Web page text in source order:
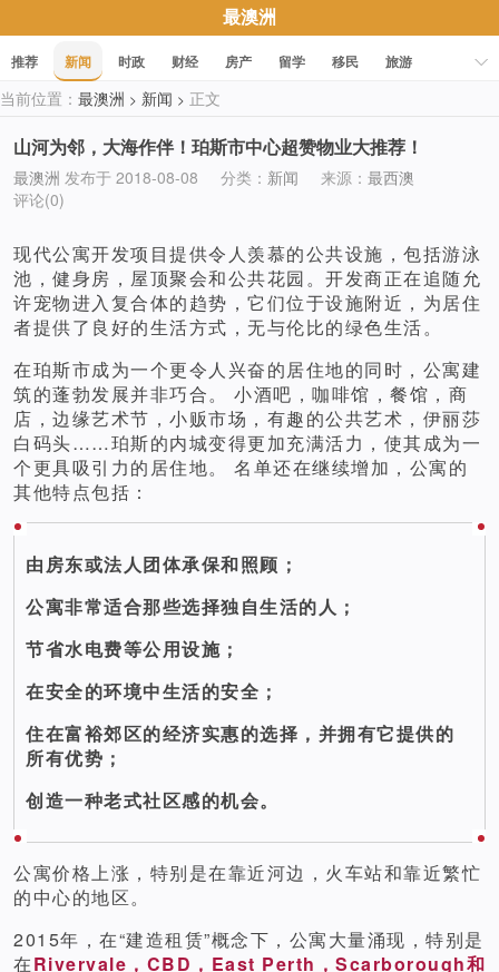
最澳洲
推荐 新闻 时政 财经 房产 留学 移民
旅游
科技
职场 美食 文化
当前位置： 最澳洲 > 新闻 > 正文
山河为邻，大海作伴！珀斯市中心超赞物业大推荐！
最澳洲 发布于 2018-08-08 分类： 新闻 来源： 最西澳
评论(0)
现代公寓开发项目提供令人羡慕的公共设施，包括游泳
池，健身房，屋顶聚会和公共花园。开发商正在追随允
许宠物进入复合体的趋势，它们位于设施附近，为居住
者提供了良好的生活方式，无与伦比的绿色生活。
在珀斯市成为一个更令人兴奋的居住地的同时，公寓建
筑的蓬勃发展并非巧合。 小酒吧，咖啡馆，餐馆，商
店，边缘艺术节，小贩市场，有趣的公共艺术，伊丽莎
白码头……珀斯的内城变得更加充满活力，使其成为一
个更具吸引力的居住地。 名单还在继续增加，公寓的
其他特点包括：
由房东或法人团体承保和照顾；
公寓非常适合那些选择独自生活的人；
节省水电费等公用设施；
在安全的环境中生活的安全；
住在富裕郊区的经济实惠的选择，并拥有它提供的
所有优势；
创造一种老式社区感的机会。
公寓价格上涨，特别是在靠近河边，火车站和靠近繁忙
的中心的地区。
2015年，在“建造租赁”概念下，公寓大量涌现，特别是
在Rivervale，CBD，East Perth，Scarborough和